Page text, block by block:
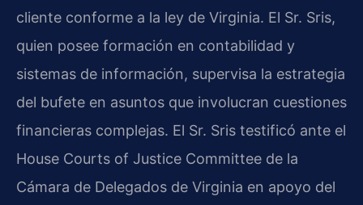
cliente conforme a la ley de Virginia. El Sr. Sris,
quien posee formación en contabilidad y
sistemas de información, supervisa la estrategia
del bufete en asuntos que involucran cuestiones
financieras complejas. El Sr. Sris testificó ante el
House Courts of Justice Committee de la
Cámara de Delegados de Virginia en apoyo del